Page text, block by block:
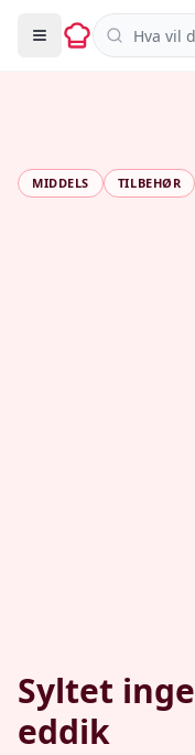
Søk i
MIDDELS TILBEHØR
Syltet
eddik